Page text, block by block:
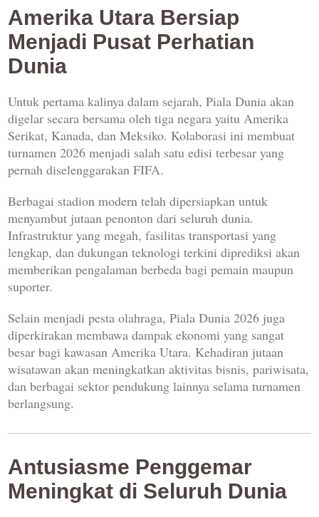
Amerika Utara Bersiap
Menjadi Pusat Perhatian
Dunia
Untuk pertama kalinya dalam sejarah, Piala Dunia akan
digelar secara bersama oleh tiga negara yaitu Amerika
Serikat, Kanada, dan Meksiko. Kolaborasi ini membuat
turnamen 2026 menjadi salah satu edisi terbesar yang
pernah diselenggarakan FIFA.
Berbagai stadion modern telah dipersiapkan untuk
menyambut jutaan penonton dari seluruh dunia.
Infrastruktur yang megah, fasilitas transportasi yang
lengkap, dan dukungan teknologi terkini diprediksi akan
memberikan pengalaman berbeda bagi pemain maupun
suporter.
Selain menjadi pesta olahraga, Piala Dunia 2026 juga
diperkirakan membawa dampak ekonomi yang sangat
besar bagi kawasan Amerika Utara. Kehadiran jutaan
wisatawan akan meningkatkan aktivitas bisnis, pariwisata,
dan berbagai sektor pendukung lainnya selama turnamen
berlangsung.
Antusiasme Penggemar
Meningkat di Seluruh Dunia